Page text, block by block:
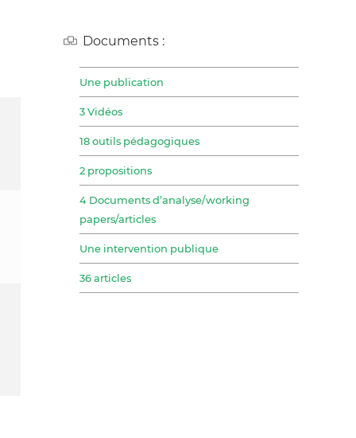
Documents :
Une publication
3 Vidéos
18 outils pédagogiques
2 propositions
4 Documents d’analyse/working
papers/articles
Une intervention publique
36 articles